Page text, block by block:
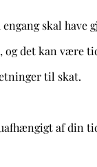
skal have
det kan være
til skat.
af din